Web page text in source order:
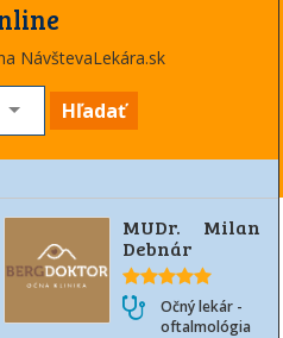
NávštevaLekára.sk
Hľadať
MUDr. Milan
Debnár
Očný lekár -
oftalmológia